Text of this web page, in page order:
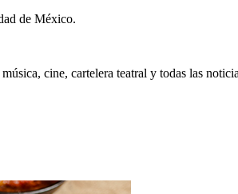
de México.
cine, cartelera teatral y todas las